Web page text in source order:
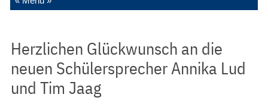
Herzlichen Glückwunsch an die
neuen Schülersprecher Annika Lud
und Tim Jaag